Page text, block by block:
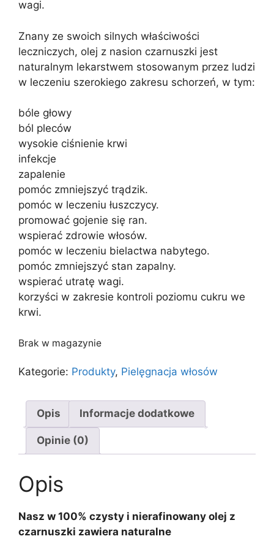
wagi.
Znany ze swoich silnych właściwości
leczniczych, olej z nasion czarnuszki jest
naturalnym lekarstwem stosowanym przez ludzi
w leczeniu szerokiego zakresu schorzeń, w tym:
bóle głowy
ból pleców
wysokie ciśnienie krwi
infekcje
zapalenie
pomóc zmniejszyć trądzik.
pomóc w leczeniu łuszczycy.
promować gojenie się ran.
wspierać zdrowie włosów.
pomóc w leczeniu bielactwa nabytego.
pomóc zmniejszyć stan zapalny.
wspierać utratę wagi.
korzyści w zakresie kontroli poziomu cukru we
krwi.
Brak w magazynie
Kategorie: Produkty, Pielęgnacja włosów
Opis Informacje dodatkowe
Opinie (0)
Opis
Nasz w 100% czysty i nierafinowany olej z
czarnuszki zawiera naturalne